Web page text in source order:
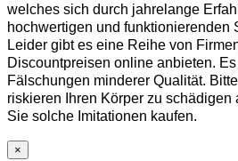
welches sich durch jahrelange
hochwertigen und funktionierenden
Leider gibt es eine Reihe von
Discountpreisen online anbieten.
Fälschungen minderer Qualität.
riskieren Ihren Körper zu schädigen
Sie solche Imitationen kaufen.
×